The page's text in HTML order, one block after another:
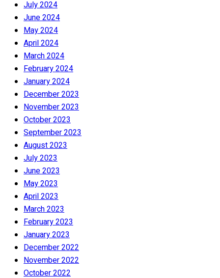
July 2024
June 2024
May 2024
April 2024
March 2024
February 2024
January 2024
December 2023
November 2023
October 2023
September 2023
August 2023
July 2023
June 2023
May 2023
April 2023
March 2023
February 2023
January 2023
December 2022
November 2022
October 2022